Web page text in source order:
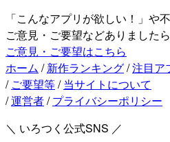
「こんなアプリが欲しい！」や
ご意見・ご要望などありました
ご意見・ご要望はこちら
ホーム / 新作ランキング/注目ア
/ ご要望等/ 当サイトについて
/運営者/ プライバシーポリシー
＼ いろつく公式SNS ／